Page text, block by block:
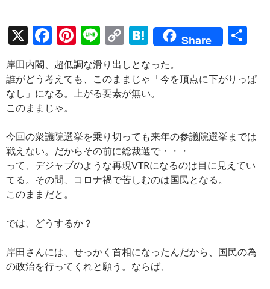
X
F
ac
e
b
o
o
k
Pi
nt
er
es
Li
n
e
C
o
p
y
n
k
H
at
e
n
Share
岸田内閣、超低調な滑り出しとなった。
誰がどう考えても、このままじゃ「今を頂点に下がりっぱ
なし」になる。上がる要素が無い。
このままじゃ。
今回の衆議院選挙を乗り切っても来年の参議院選挙までは
戦えない。だからその前に総裁選で・・・
って、デジャブのような再現VTRになるのは目に見えてい
てる。その間、コロナ禍で苦しむのは国民となる。
このままだと。
では、どうするか？
岸田さんには、せっかく首相になったんだから、国民の為
の政治を行ってくれと願う。ならば、